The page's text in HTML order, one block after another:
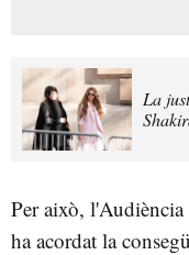
La
Per això,
ha acordat la